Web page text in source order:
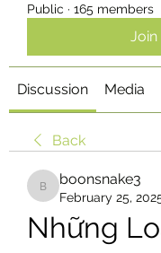
Public · 165 members
Join
Discussion Media
Back
boonsnake3
boonsnake3
February 25,
Những